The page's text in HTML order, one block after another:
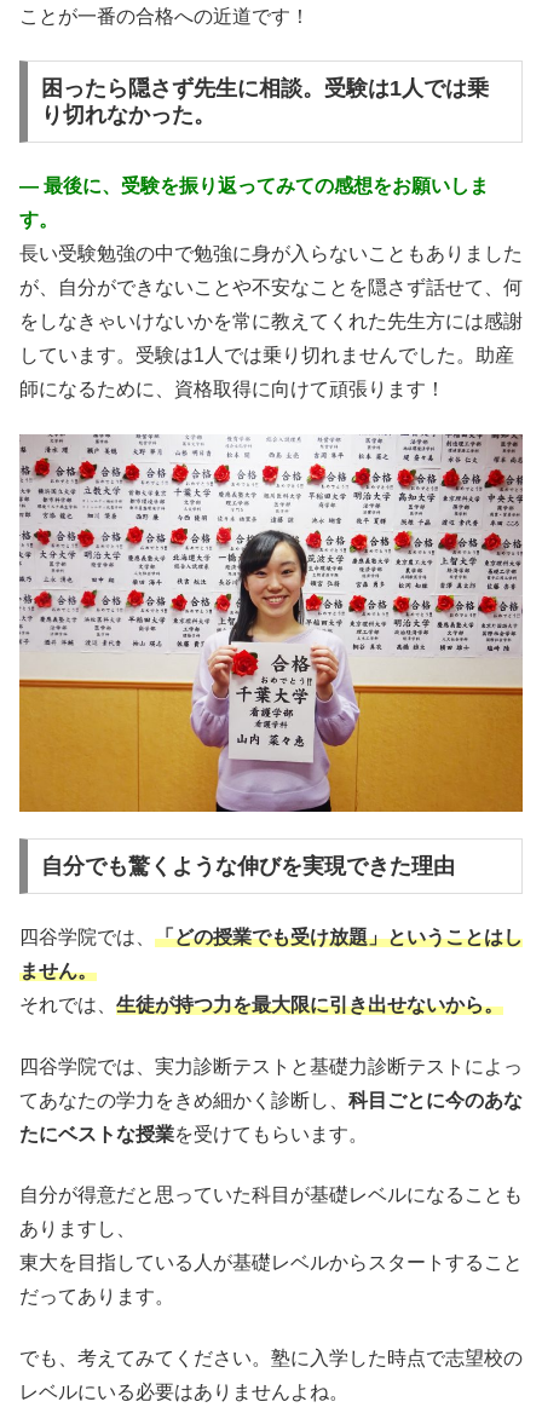
ことが一番の合格への近道です！
困ったら隠さず先生に相談。受験は1人では乗
り切れなかった。
― 最後に、受験を振り返ってみての感想をお願いしま
す。
長い受験勉強の中で勉強に身が入らないこともありました
が、自分ができないことや不安なことを隠さず話せて、何
をしなきゃいけないかを常に教えてくれた先生方には感謝
しています。受験は1人では乗り切れませんでした。助産
師になるために、資格取得に向けて頑張ります！
自分でも驚くような伸びを実現できた理由
四谷学院では、 「どの授業でも受け放題」ということはし
ません。
それでは、 生徒が持つ力を最大限に引き出せないから。
四谷学院では、実力診断テストと基礎力診断テストによっ
てあなたの学力をきめ細かく診断し、 科目ごとに今のあな
たにベストな授業を受けてもらいます。
自分が得意だと思っていた科目が基礎レベルになることも
ありますし、
東大を目指している人が基礎レベルからスタートすること
だってあります。
でも、考えてみてください。塾に入学した時点で志望校の
レベルにいる必要はありませんよね。